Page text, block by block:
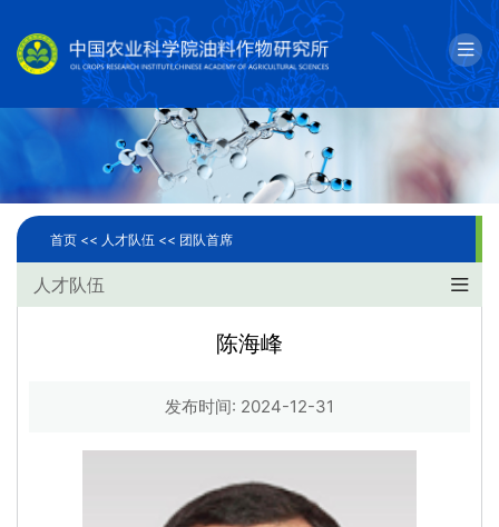
English 邮箱
科学研究
人才队伍
首页 << 人才队伍 << 团队首席
人才队伍
陈海峰
发布时间: 2024-12-31